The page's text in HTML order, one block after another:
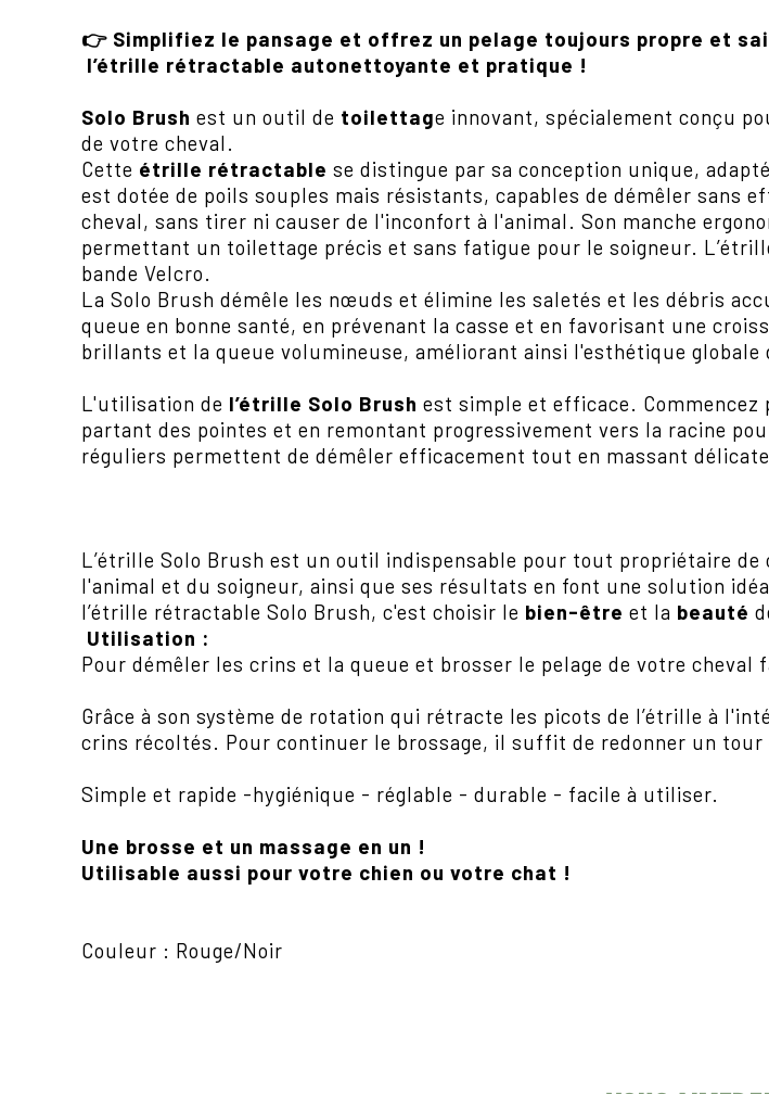
👉 Simplifiez le pansage et offrez un pelage toujours propre et
l’étrille rétractable autonettoyante et pratique !
Solo Brush est un outil de toilettage innovant, spécialement conçu
de votre cheval.
Cette étrille rétractable se distingue par sa conception unique,
est dotée de poils souples mais résistants, capables de démêler sans
cheval, sans tirer ni causer de l'inconfort à l'animal. Son manche
permettant un toilettage précis et sans fatigue pour le soigneur.
bande Velcro.
La Solo Brush démêle les nœuds et élimine les saletés et les débris
queue en bonne santé, en prévenant la casse et en favorisant une
brillants et la queue volumineuse, améliorant ainsi l'esthétique globale
L'utilisation de l’étrille Solo Brush est simple et efficace. Commencez
partant des pointes et en remontant progressivement vers la racine
réguliers permettent de démêler efficacement tout en massant
L’étrille Solo Brush est un outil indispensable pour tout propriétaire de
l'animal et du soigneur, ainsi que ses résultats en font une solution
l’étrille rétractable Solo Brush, c'est choisir le bien-être et la beauté
Utilisation :
Pour démêler les crins et la queue et brosser le pelage de votre cheval
Grâce à son système de rotation qui rétracte les picots de l’étrille à
crins récoltés. Pour continuer le brossage, il suffit de redonner un
Simple et rapide -hygiénique - réglable - durable - facile à utiliser.
Une brosse et un massage en un !
Utilisable aussi pour votre chien ou votre chat !
Couleur : Rouge/Noir